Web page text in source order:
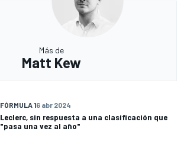
Más de
Matt Kew
FÓRMULA 16 abr 2024
Leclerc, sin respuesta a una clasificación que
"pasa una vez al año"